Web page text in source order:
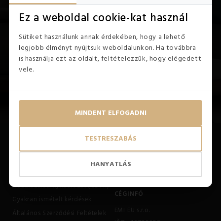
Ez a weboldal cookie-kat használ
Sütiket használunk annak érdekében, hogy a lehető
legjobb élményt nyújtsuk weboldalunkon. Ha továbbra
is használja ezt az oldalt, feltételezzük, hogy elégedett
vele.
HANYATLÁS
TESTRESZABÁS
MINDENT ELFOGADNI
IRATKOZZON FEL HÍRLEVELÜNKRE
kedvezményekről és egyedi ajánlatokról
Adatkezelési nyilatkozat (GDPR)
Általános Szerződési Feltételek
KAPCSOLAT
12:00)
info@emishop.hu
CÉGINFÓ
EMI EU s.r.o.